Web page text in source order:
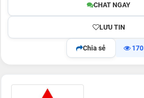
CHAT NGAY
LƯU TIN
Chia sẻ 170